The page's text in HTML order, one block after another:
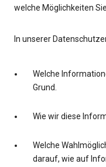
welche Möglichkeiten
In unserer
Welche
Grund.
Wie wir diese
Welche
darauf, wie auf